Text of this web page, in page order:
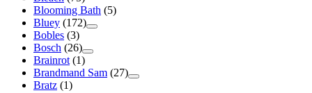
Blooming Bath (5)
Bluey (172)
Bobles (3)
Bosch (26)
Brainrot (1)
Brandmand Sam (27)
Bratz (1)